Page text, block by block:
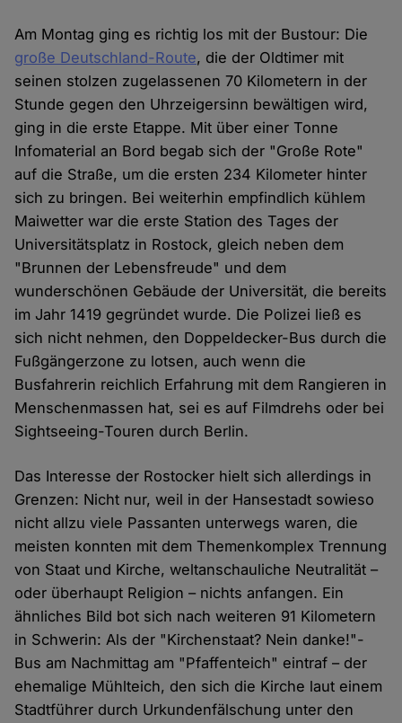
Am Montag ging es richtig los mit der Bustour: Die
große Deutschland-Route, die der Oldtimer mit
seinen stolzen zugelassenen 70 Kilometern in der
Stunde gegen den Uhrzeigersinn bewältigen wird,
ging in die erste Etappe. Mit über einer Tonne
Infomaterial an Bord begab sich der "Große Rote"
auf die Straße, um die ersten 234 Kilometer hinter
sich zu bringen. Bei weiterhin empfindlich kühlem
Maiwetter war die erste Station des Tages der
Universitätsplatz in Rostock, gleich neben dem
"Brunnen der Lebensfreude" und dem
wunderschönen Gebäude der Universität, die bereits
im Jahr 1419 gegründet wurde. Die Polizei ließ es
sich nicht nehmen, den Doppeldecker-Bus durch die
Fußgängerzone zu lotsen, auch wenn die
Busfahrerin reichlich Erfahrung mit dem Rangieren in
Menschenmassen hat, sei es auf Filmdrehs oder bei
Sightseeing-Touren durch Berlin.
Das Interesse der Rostocker hielt sich allerdings in
Grenzen: Nicht nur, weil in der Hansestadt sowieso
nicht allzu viele Passanten unterwegs waren, die
meisten konnten mit dem Themenkomplex Trennung
von Staat und Kirche, weltanschauliche Neutralität –
oder überhaupt Religion – nichts anfangen. Ein
ähnliches Bild bot sich nach weiteren 91 Kilometern
in Schwerin: Als der "Kirchenstaat? Nein danke!"-
Bus am Nachmittag am "Pfaffenteich" eintraf – der
ehemalige Mühlteich, den sich die Kirche laut einem
Stadtführer durch Urkundenfälschung unter den